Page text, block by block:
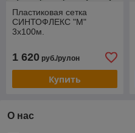
Пластиковая сетка
СИНТОФЛЕКС "М"
3х100м.
1 620 руб./рулон
Купить
О нас